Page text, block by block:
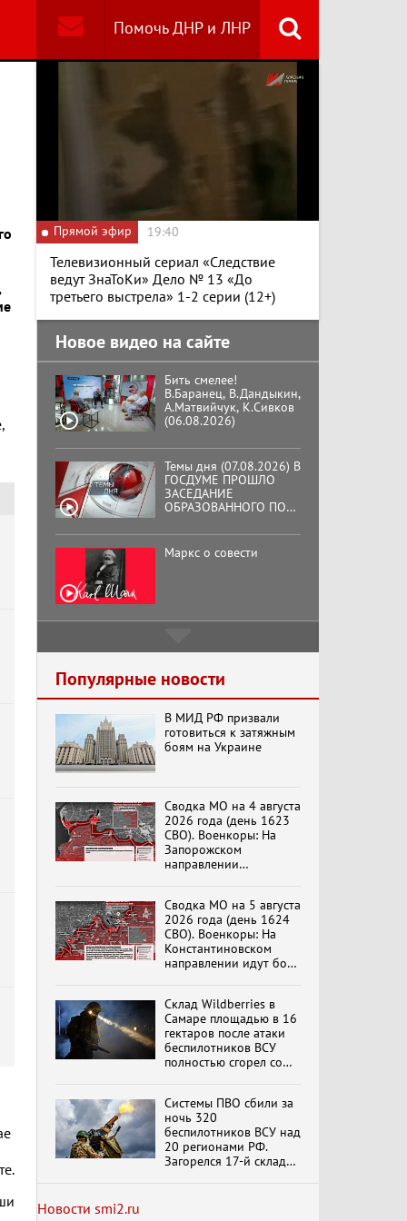
Помочь ДНР и ЛНР
Прямой эфир 19:40
Телевизионный сериал «Следствие
ведут ЗнаТоКи» Дело № 13 «До
третьего выстрела» 1-2 серии (12+)
Новое видео на сайте
Специальный репортаж
К ГРАЖДАНАМ
РОССИИ! Обращение
Г.А. Зюганова,
КПРФ Руководителя
фракции КПРФ в
Государственной Думе
РФ (28.07.2026)
Документальный
фильм "Империализм и
террор"
Бить смелее!
В.Баранец, В.Дандыкин,
А.Матвийчук, К.Сивков
(06.08.2026)
Темы дня (07.08.2026) В
ГОСДУМЕ ПРОШЛО
ЗАСЕДАНИЕ
ОБРАЗОВАННОГО ПО
ОБЩЕСТВЕННОГО
КОМИТЕТА ЗА
ОСВОБОЖДЕНИЕ
Маркс о совести
кооператор
Хук слева: «Что и
требовалось доказать!»
(07.08.2026)
Бренды Советской
эпохи "Гжель"
Специальный репортаж
«Изменимся или
вымрем»
РОССИИ! Обращение
Г.А. Зюганова,
Председателя ЦК
КПРФ Руководителя
фракции КПРФ в
Государственной Думе
Документальный
террор"
Бить смелее!
В.Баранец, В.Дандыкин,
Популярные новости
В МИД РФ призвали
готовиться к затяжным
боям на Украине
Сводка МО на 4 августа
2026 года (день 1623
СВО). Военкоры: На
Запорожском
направлении
Степногорска
Сводка МО на 5 августа
2026 года (день 1624
СВО). Военкоры: На
Константиновском
направлении идут бои
Склад Wildberries в
Самаре площадью в 16
гектаров после атаки
беспилотников ВСУ
полностью сгорел со
Системы ПВО сбили за
ночь 320
беспилотников ВСУ над
20 регионами РФ.
Загорелся 17-й склад
Новости smi2.ru